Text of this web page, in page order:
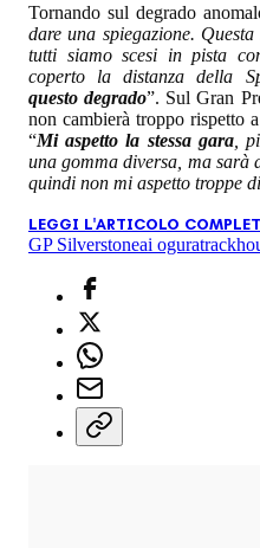
Tornando sul degrado
dare una spiegazione.
tutti siamo scesi in pista
coperto la distanza della
questo degrado”. Sul Gran
non cambierà troppo rispetto
“Mi aspetto la stessa gara,
una gomma diversa, ma sarà
quindi non mi aspetto troppe
LEGGI L'ARTICOLO
GP Silverstoneai ogura